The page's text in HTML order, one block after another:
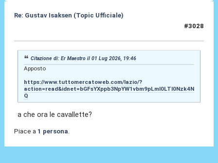
Re: Gustav Isaksen (Topic Ufficiale)
#3028
Citazione di: Er Maestro il 01 Lug 2026, 19:46
Apposto
https://www.tuttomercatoweb.com/lazio/?
action=read&idnet=bGFsYXppb3NpYW1vbm9pLml0LTI0Nzk4N
Q
a che ora le cavallette?
Piace a 1 persona